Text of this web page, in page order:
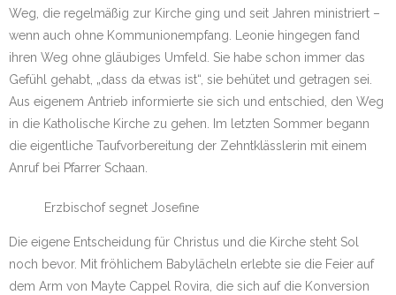
Weg, die regelmäßig zur Kirche ging und seit Jahren ministriert –
wenn auch ohne Kommunionempfang. Leonie hingegen fand
ihren Weg ohne gläubiges Umfeld. Sie habe schon immer das
Gefühl gehabt, „dass da etwas ist“, sie behütet und getragen sei.
Aus eigenem Antrieb informierte sie sich und entschied, den Weg
in die Katholische Kirche zu gehen. Im letzten Sommer begann
die eigentliche Taufvorbereitung der Zehntklässlerin mit einem
Anruf bei Pfarrer Schaan.
Erzbischof segnet Josefine
Die eigene Entscheidung für Christus und die Kirche steht Sol
noch bevor. Mit fröhlichem Babylächeln erlebte sie die Feier auf
dem Arm von Mayte Cappel Rovira, die sich auf die Konversion